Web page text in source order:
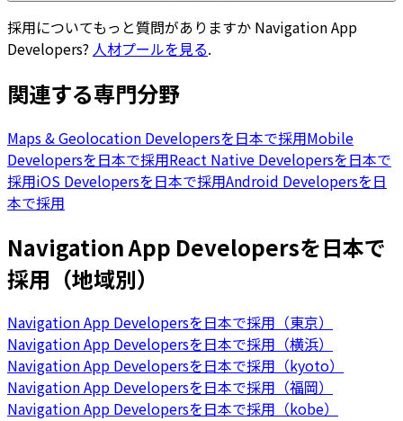
採用についてもっと質問がありますか Navigation App
Developers? 人材プールを見る.
関連する専門分野
Maps & Geolocation Developersを日本で採用Mobile
Developersを日本で採用React Native Developersを日本で
採用iOS Developersを日本で採用Android Developersを日
本で採用
Navigation App Developersを日本で
採用（地域別）
Navigation App Developersを日本で採用（東京）
Navigation App Developersを日本で採用（横浜）
Navigation App Developersを日本で採用（kyoto）
Navigation App Developersを日本で採用（福岡）
Navigation App Developersを日本で採用（kobe）